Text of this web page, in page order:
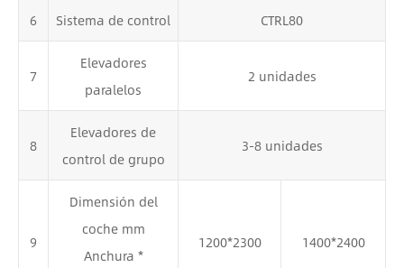
6 Sistema de control CTRL80
7
Elevadores
paralelos
2 unidades
8
Elevadores de
control de grupo
3-8 unidades
9
Dimensión del
coche mm
Anchura *
1200*2300 1400*2400